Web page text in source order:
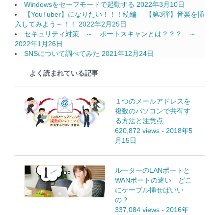
Windowsをセーフモードで起動する 2022年3月10日
【YouTuber】になりたい！！！続編 【第3弾】音楽を挿
入してみよう～！！ 2022年2月25日
セキュリティ対策 ～ ポートスキャンとは？？？ ～
2022年1月26日
SNSについて調べてみた 2021年12月24日
よく読まれている記事
１つのメールアドレスを
複数のパソコンで共有す
る方法と注意点
620,872 views - 2018年5
月15日
ルーターのLANポートと
WANポートの違い どこ
にケーブル挿せばいい
の？
337,084 views - 2016年